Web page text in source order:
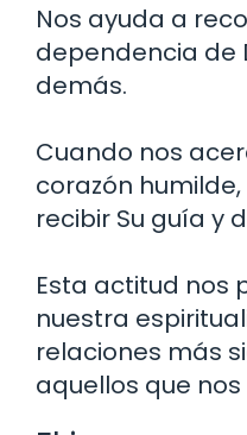
Nos ayuda a
dependencia de
demás.
Cuando nos
corazón
recibir Su guía y
Esta actitud nos
nuestra
relaciones más
aquellos que